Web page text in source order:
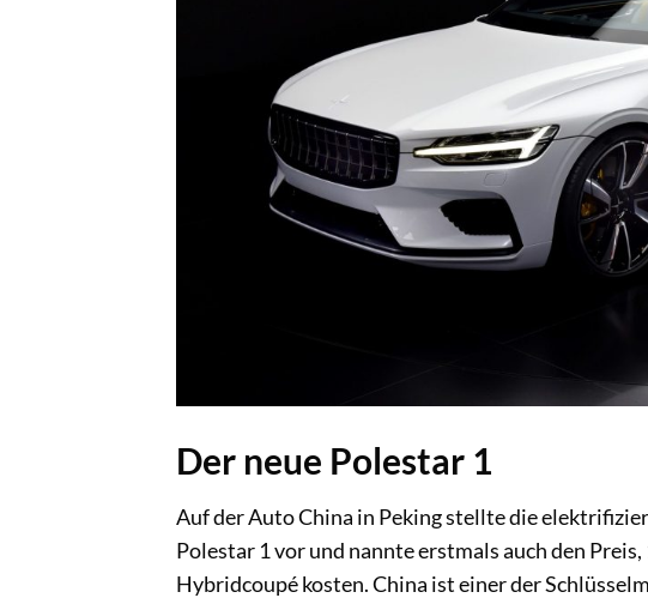
Der neue Polestar 1
Auf der Auto China in Peking stellte die
Polestar 1 vor und nannte erstmals auch den
Hybridcoupé kosten. China ist einer der